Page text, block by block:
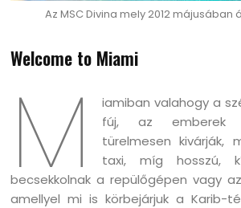
Az MSC Divina mely 2012 májusában
Welcome to Miami
M
iamiban valahogy a
fúj, az emberek
türelmesen kivárják,
taxi, míg hosszú,
becsekkolnak a repülőgépen vagy
amellyel mi is körbejárjuk a Karib-